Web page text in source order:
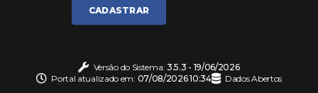
CADASTRAR
Versão do Sistema: 3.5.3 - 19/06/2026
Portal atualizado em: 07/08/2026 10:34 Dados Abertos